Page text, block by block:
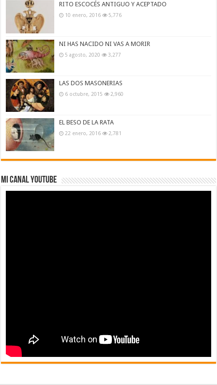
RITO ESCOCÉS ANTIGUO Y ACEPTADO
10 enero, 2016 5,776
NI HAS NACIDO NI VAS A MORIR
5 agosto, 2020 3,277
LAS DOS MASONERIAS
6 octubre, 2015 2,960
EL BESO DE LA RATA
22 enero, 2016 2,781
MI CANAL YOUTUBE